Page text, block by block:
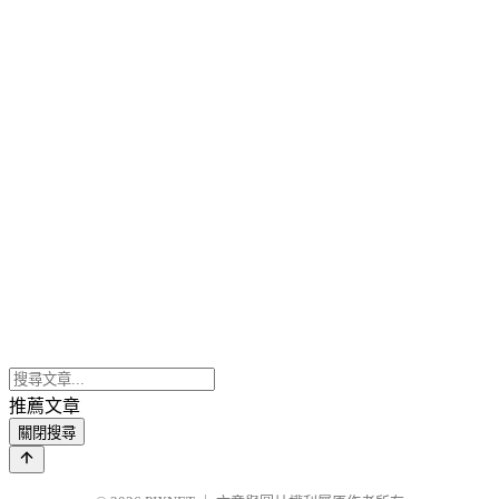
推薦文章
關閉搜尋